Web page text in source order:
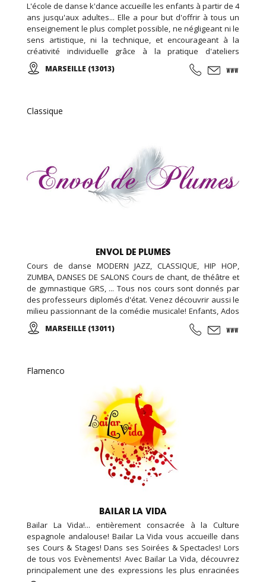
L'école de danse k'dance accueille les enfants à partir de 4
ans jusqu'aux adultes... Elle a pour but d'offrir à tous un
enseignement le plus complet possible, ne négligeant ni le
sens artistique, ni la technique, et encourageant à la
créativité individuelle grâce à la pratique d'ateliers
chorégraphiques. Cours de danse classique, modern-jazz,
hip-hop, break, ragga, orientale et zumba ... Cours de
MARSEILLE (13013)
Classique
ENVOL DE PLUMES
Cours de danse MODERN JAZZ, CLASSIQUE, HIP HOP,
ZUMBA, DANSES DE SALONS Cours de chant, de théâtre et
de gymnastique GRS, ... Tous nos cours sont donnés par
des professeurs diplomés d'état. Venez découvrir aussi le
milieu passionnant de la comédie musicale! Enfants, Ados
et Adultes. Stages vacances, Anniversaires, ... Cours
d'essai offert !
MARSEILLE (13011)
Flamenco
BAILAR LA VIDA
Bailar La Vida!... entièrement consacrée à la Culture
espagnole andalouse! Bailar La Vida vous accueille dans
ses Cours & Stages! Dans ses Soirées & Spectacles! Lors
de tous vos Evènements! Avec Bailar La Vida, découvrez
principalement une des expressions les plus enracinées